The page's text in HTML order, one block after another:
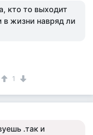
кто то выходит
в жизни навряд ли
1
.так и